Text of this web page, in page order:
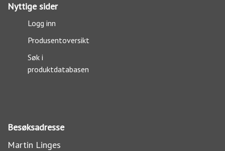
Nyttige sider
Logg inn
Produsentoversikt
Søk i
produktdatabasen
Besøksadresse
Martin Linges